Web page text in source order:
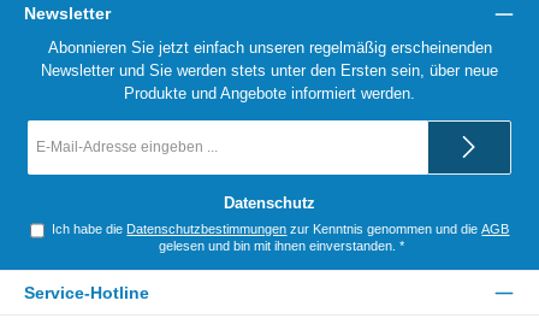
Newsletter
Abonnieren Sie jetzt einfach unseren regelmäßig erscheinenden
Newsletter und Sie werden stets unter den Ersten sein, über neue
Produkte und Angebote informiert werden.
Mail-
Datenschutz
Ich habe die Datenschutzbestimmungen zur Kenntnis genommen und dieAGB
gelesen und bin mit ihnen einverstanden. *
Service-Hotline